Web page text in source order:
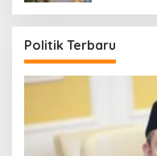
Politik Terbaru